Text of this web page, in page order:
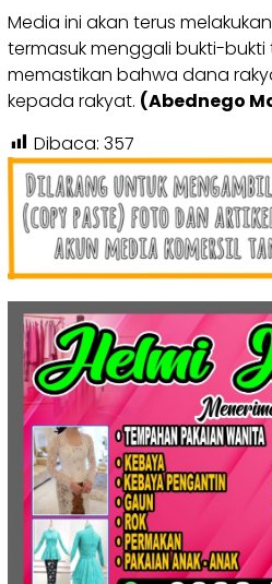
Media ini akan terus
termasuk menggali bukti-
memastikan bahwa dana
kepada rakyat. (Abednego
Dibaca: 357